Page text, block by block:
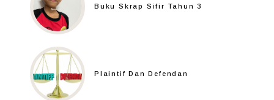
Buku Skrap Sifir Tahun 3
Plaintif Dan Defendan